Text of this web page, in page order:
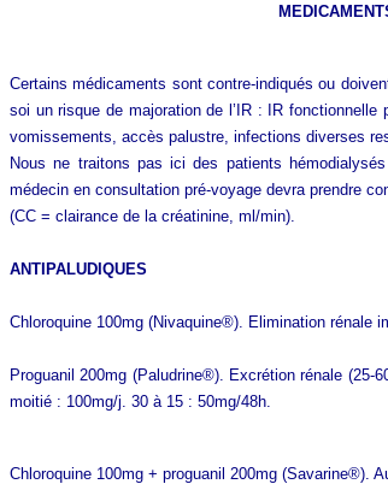
Certains médicaments sont contre-indiqués ou
soi un risque de majoration de l’IR : IR
vomissements, accès palustre, infections diverses
Nous ne traitons pas ici des patients
médecin en consultation pré-voyage devra prendre
(CC = clairance de la créatinine, ml/min).
ANTIPALUDIQUES
Chloroquine 100mg (Nivaquine®). Elimination rénale
Proguanil 200mg (Paludrine®). Excrétion rénale
moitié : 100mg/j. 30 à 15 : 50mg/48h.
Chloroquine 100mg + proguanil 200mg (Savarine®).